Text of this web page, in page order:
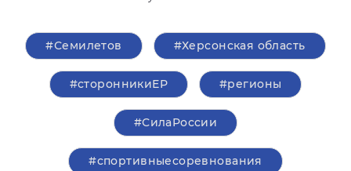
#Семилетов #Херсонская область
#сторонникиЕР #регионы
#СилаРоссии
#спортивныесоревнования